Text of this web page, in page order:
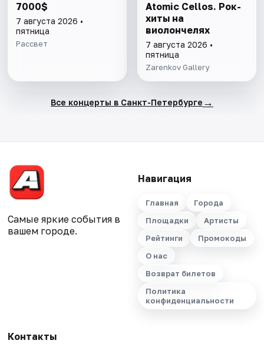
7000$
7 августа 2026 •
пятница
Рассвет
Atomic Cellos. Рок-
хиты на
виолончелях
7 августа 2026 •
пятница
Zarenkov Gallery
Все концерты в Санкт-Петербурге →
Самые яркие события в
вашем городе.
Навигация
Главная
Города
Площадки
Артисты
Рейтинги
Промокоды
О нас
Возврат билетов
Политика
конфиденциальности
Контакты